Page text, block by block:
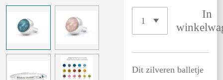
In
Dit zilveren balletje